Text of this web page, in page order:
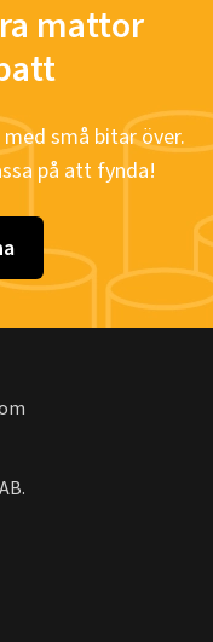
mattor
små bitar över.
på att fynda!
.